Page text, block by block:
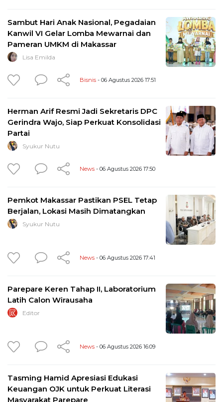
Sambut Hari Anak Nasional, Pegadaian
Kanwil VI Gelar Lomba Mewarnai dan
Pameran UMKM di Makassar
Lisa Emilda
Bisnis - 06 Agustus 2026 17:51
Herman Arif Resmi Jadi Sekretaris DPC
Gerindra Wajo, Siap Perkuat Konsolidasi
Partai
Syukur Nutu
News - 06 Agustus 2026 17:50
Pemkot Makassar Pastikan PSEL Tetap
Berjalan, Lokasi Masih Dimatangkan
Syukur Nutu
News - 06 Agustus 2026 17:41
Parepare Keren Tahap II, Laboratorium
Latih Calon Wirausaha
Editor
News - 06 Agustus 2026 16:09
Tasming Hamid Apresiasi Edukasi
Keuangan OJK untuk Perkuat Literasi
Masyarakat Parepare